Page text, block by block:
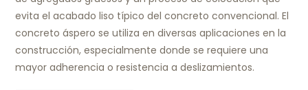
evita el acabado liso típico del concreto convencional. El
concreto áspero se utiliza en diversas aplicaciones en la
construcción, especialmente donde se requiere una
mayor adherencia o resistencia a deslizamientos.